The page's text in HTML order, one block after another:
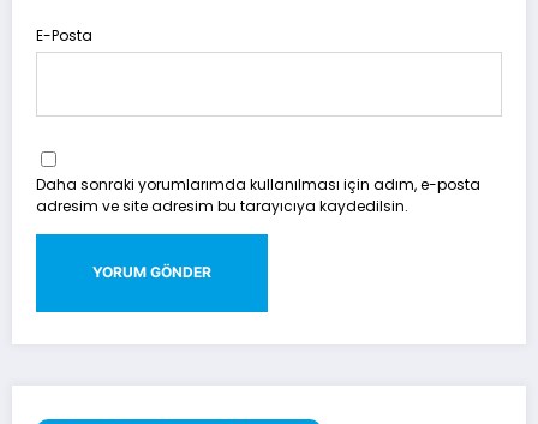
E-Posta
Daha sonraki yorumlarımda kullanılması için adım, e-posta
adresim ve site adresim bu tarayıcıya kaydedilsin.